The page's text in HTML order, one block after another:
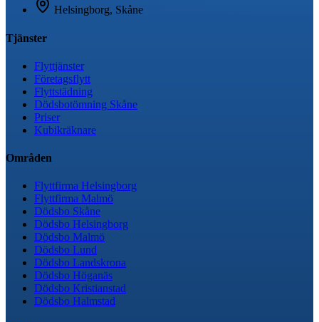
Helsingborg, Skåne
Tjänster
Flyttjänster
Företagsflytt
Flyttstädning
Dödsbotömning Skåne
Priser
Kubikräknare
Områden
Flyttfirma Helsingborg
Flyttfirma Malmö
Dödsbo Skåne
Dödsbo Helsingborg
Dödsbo Malmö
Dödsbo Lund
Dödsbo Landskrona
Dödsbo Höganäs
Dödsbo Kristianstad
Dödsbo Halmstad